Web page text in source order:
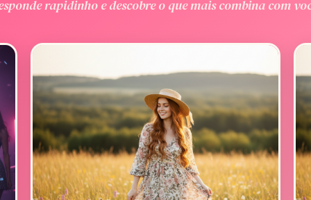
rapidinho e descobre o que mais combina com